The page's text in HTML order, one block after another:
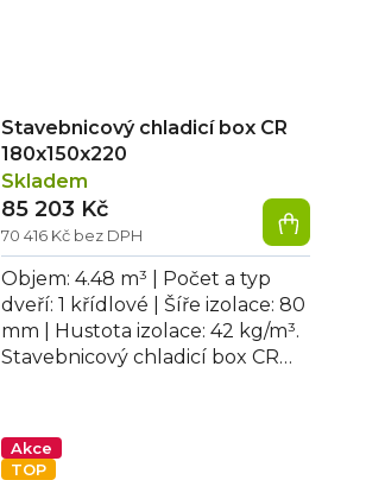
Stavebnicový chladicí box CR
180x150x220
Skladem
70 416 Kč bez DPH
85 203 Kč
Objem: 4.48 m³ | Počet a typ
dveří: 1 křídlové | Šíře izolace: 80
mm | Hustota izolace: 42 kg/m³.
Stavebnicový chladicí box CR
Akce
TOP